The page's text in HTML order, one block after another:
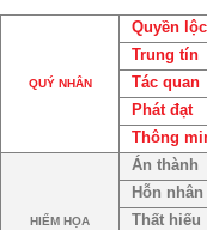
QUÝ NHÂN
Quyền lộc
Trung tín
Tác quan
Phát đạt
Thông
HIỂM HỌA
Án thành
Hỗn nhân
Thất hiếu